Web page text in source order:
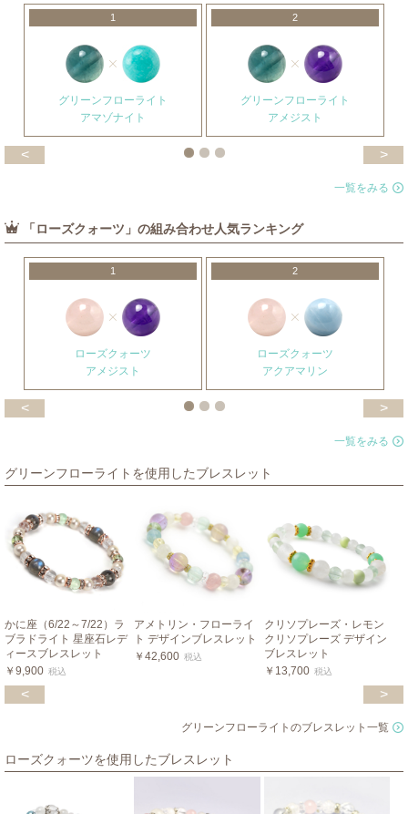
1
グリーンフローライト
アマゾナイト
2
グリーンフローライト
アメジスト
< >
一覧をみる
「ローズクォーツ」の組み合わせ人気ランキング
1
ローズクォーツ
アメジスト
2
ローズクォーツ
アクアマリン
< >
一覧をみる
グリーンフローライトを使用したブレスレット
かに座（6/22～7/22）ラ
ブラドライト 星座石レデ
ィースブレスレット
￥9,900 税込
アメトリン・フローライ
ト デザインブレスレット
￥42,600 税込
クリソプレーズ・レモン
クリソプレーズ デザイン
ブレスレット
￥13,700 税込
< >
グリーンフローライトのブレスレット一覧
ローズクォーツを使用したブレスレット